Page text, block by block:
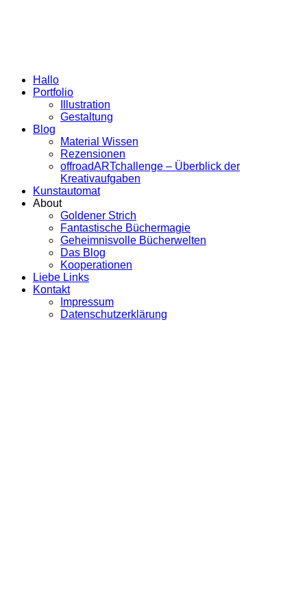
Hallo
Portfolio
Illustration
Gestaltung
Blog
Material Wissen
Rezensionen
offroadARTchallenge – Überblick der
Kreativaufgaben
Kunstautomat
About
Goldener Strich
Fantastische Büchermagie
Geheimnisvolle Bücherwelten
Das Blog
Kooperationen
Liebe Links
Kontakt
Impressum
Datenschutzerklärung